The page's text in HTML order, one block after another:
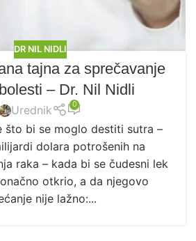
DR NIL NIDLI
tajna za sprečavanje
– Dr. Nil Nidli
Urednik 0
što bi se moglo destiti sutra –
dolara potrošenih na
raka – kada bi se čudesni lek
otkrio, a da njegovo
nije lažno:...